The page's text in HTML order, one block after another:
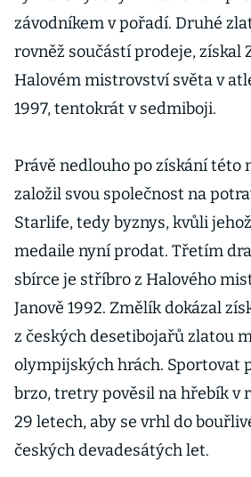
závodníkem v pořadí. Druhé
rovněž součástí prodeje, získal
Halovém mistrovství světa v
1997, tentokrát v sedmiboji.
Právě nedlouho po získání této
založil svou společnost na
Starlife, tedy byznys, kvůli
medaile nyní prodat. Třetím
sbírce je stříbro z Halového
Janově 1992. Změlík dokázal
z českých desetibojařů zlatou
olympijských hrách. Sportovat
brzo, tretry pověsil na hřebík v
29 letech, aby se vrhl do
českých devadesátých let.